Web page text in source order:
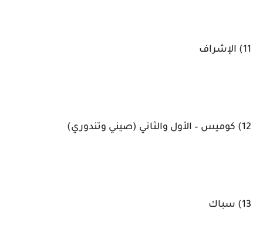
11) الإشراف
12) كوميس – الأول والثاني (صيني وتندوري)
13) سباك